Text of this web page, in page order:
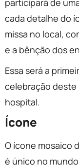
participará de
cada detalhe do
missa no local,
e a bênção dos
Essa será a
celebração
hospital.
Ícone
O ícone mosaico
é único no